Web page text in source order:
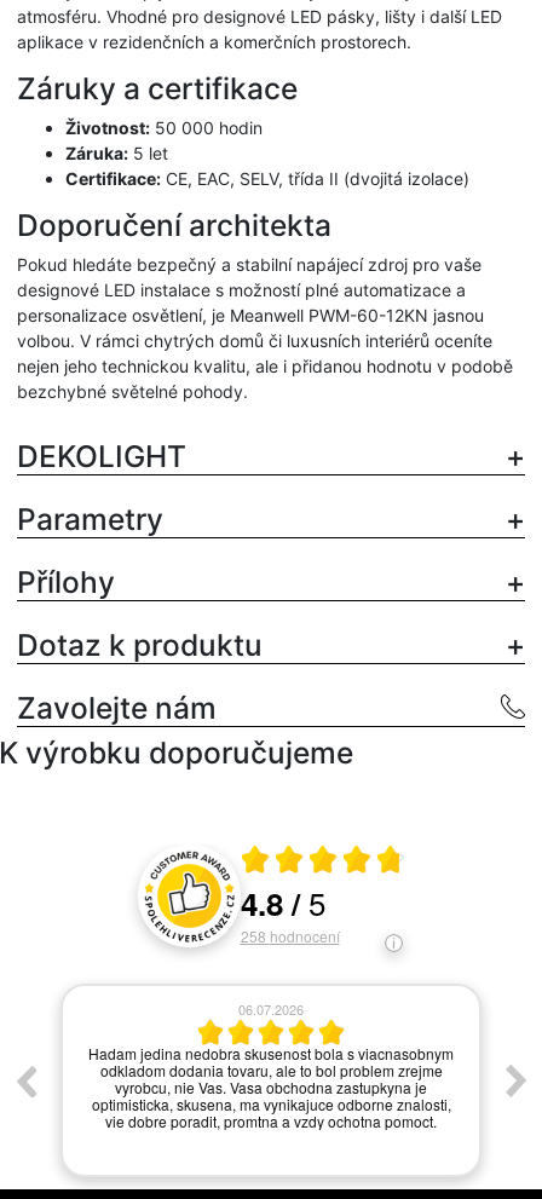
atmosféru. Vhodné pro designové LED pásky, lišty i další LED
aplikace v rezidenčních a komerčních prostorech.
Záruky a certifikace
Životnost: 50 000 hodin
Záruka: 5 let
Certifikace: CE, EAC, SELV, třída II (dvojitá izolace)
Doporučení architekta
Pokud hledáte bezpečný a stabilní napájecí zdroj pro vaše
designové LED instalace s možností plné automatizace a
personalizace osvětlení, je Meanwell PWM-60-12KN jasnou
volbou. V rámci chytrých domů či luxusních interiérů oceníte
nejen jeho technickou kvalitu, ale i přidanou hodnotu v podobě
bezchybné světelné pohody.
DEKOLIGHT
Parametry
Přílohy
Dotaz k produktu
Zavolejte nám
K výrobku doporučujeme
Hodnocení a recenze zákazníků
Průměrné hodnocení 4.8 z 5
4.8/5
258 hodnocení
06.07.2026
Hadam jedina nedobra skusenost bola s viacnasobnym
odkladom dodania tovaru, ale to bol problem zrejme
vyrobcu, nie Vas. Vasa obchodna zastupkyna je
optimisticka, skusena, ma vynikajuce odborne znalosti,
vie dobre poradit, promtna a vzdy ochotna pomoct.